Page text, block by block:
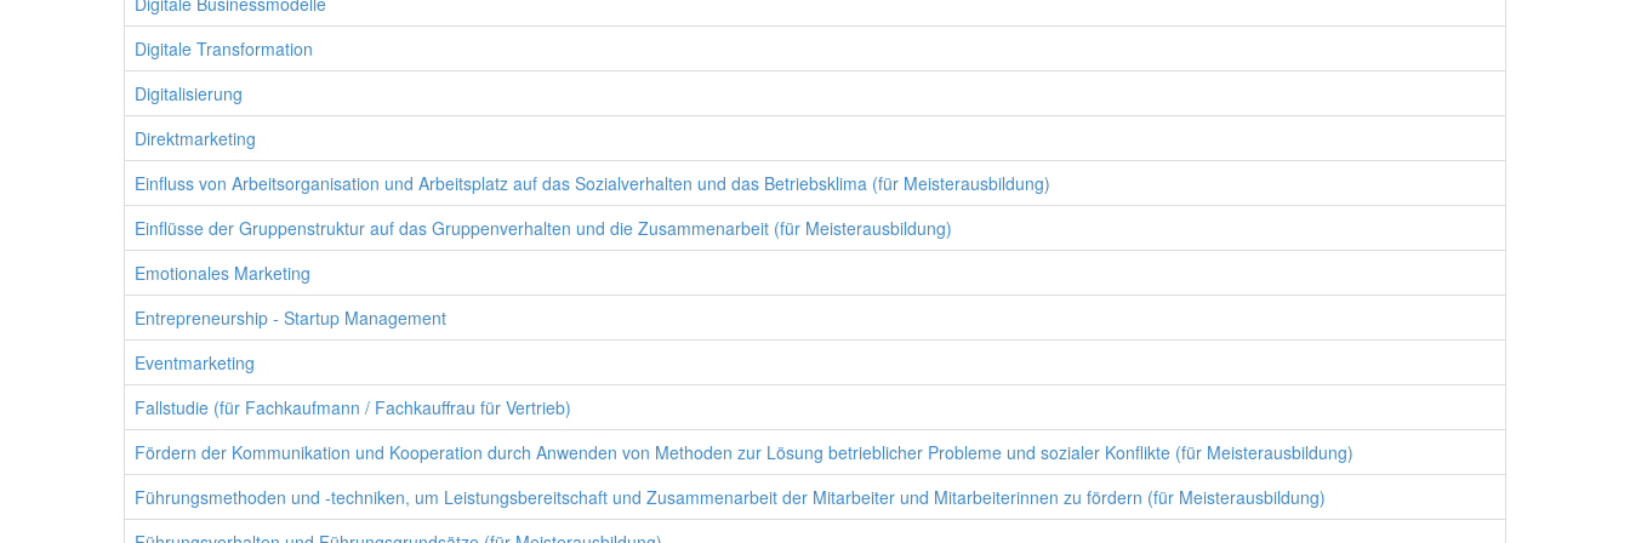
Digitale Transformation
Digitalisierung
Direktmarketing
Einfluss von Arbeitsorganisation und Arbeitsplatz auf das Sozialverhalten und das Betriebsklima (für Meisterausbildung)
Einflüsse der Gruppenstruktur auf das Gruppenverhalten und die Zusammenarbeit (für Meisterausbildung)
Emotionales Marketing
Entrepreneurship - Startup Management
Eventmarketing
Fallstudie (für Fachkaufmann / Fachkauffrau für Vertrieb)
Fördern der Kommunikation und Kooperation durch Anwenden von Methoden zur Lösung betrieblicher Probleme und sozialer Konflikte (für Meisterausbildung)
Führungsmethoden und -techniken, um Leistungsbereitschaft und Zusammenarbeit der Mitarbeiter und Mitarbeiterinnen zu fördern (für Meisterausbildung)